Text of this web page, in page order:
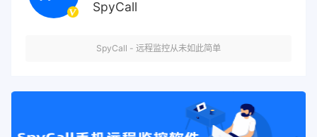
SpyCall
SpyCall - 远程监控从未如此简单